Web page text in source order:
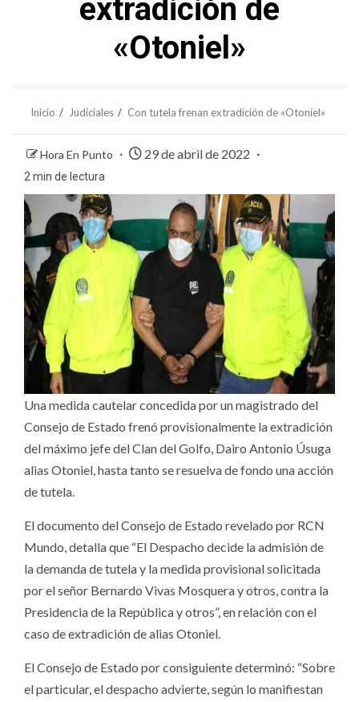
extradición de
«Otoniel»
Inicio Judiciales Con tutela frenan extradición de «Otoniel»
Hora En Punto 29 de abril de 2022
2 min de lectura
Una medida cautelar concedida por un magistrado del
Consejo de Estado frenó provisionalmente la extradición
del máximo jefe del Clan del Golfo, Dairo Antonio Úsuga
alias Otoniel, hasta tanto se resuelva de fondo una acción
de tutela.
El documento del Consejo de Estado revelado por RCN
Mundo, detalla que “El Despacho decide la admisión de
la demanda de tutela y la medida provisional solicitada
por el señor Bernardo Vivas Mosquera y otros, contra la
Presidencia de la República y otros”, en relación con el
caso de extradición de alias Otoniel.
El Consejo de Estado por consiguiente determinó: “Sobre
el particular, el despacho advierte, según lo manifiestan